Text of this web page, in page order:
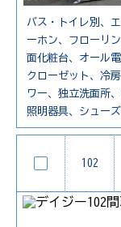
バス・トイレ別、
ーホン、フローリ
面化粧台、オール
クローゼット、冷
ワー、独立洗面所
照明器具、シュー
102